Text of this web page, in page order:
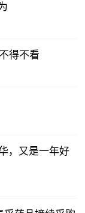
得不看
，又是一年好